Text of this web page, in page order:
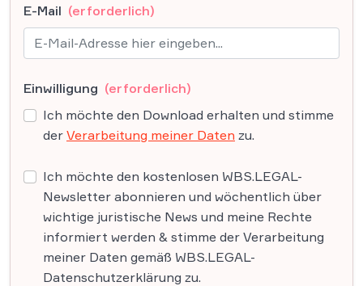
E-Mail (erforderlich)
Einwilligung (erforderlich)
Ich möchte den Download erhalten und stimme
der Verarbeitung meiner Daten zu.
Ich möchte den kostenlosen WBS.LEGAL-
Newsletter abonnieren und wöchentlich über
wichtige juristische News und meine Rechte
informiert werden & stimme der Verarbeitung
meiner Daten gemäß WBS.LEGAL-
Datenschutzerklärung zu.